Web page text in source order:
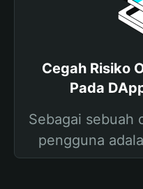
Cegah Risiko
Pada
Sebagai sebuah
pengguna